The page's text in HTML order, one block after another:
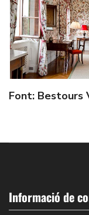
Font: Bestours
Informació de